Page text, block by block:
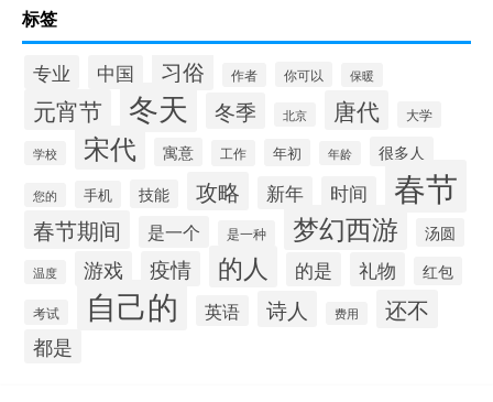
标签
专业 中国 习俗 作者 你可以 保暖
元宵节 冬天 冬季 北京 唐代 大学
学校 宋代 寓意 工作 年初 年龄 很多人
您的 手机 技能 攻略 新年 时间 春节
春节期间 是一个 是一种 梦幻西游 汤圆
温度 游戏 疫情 的人 的是 礼物 红包
考试 自己的 英语 诗人 费用 还不
都是